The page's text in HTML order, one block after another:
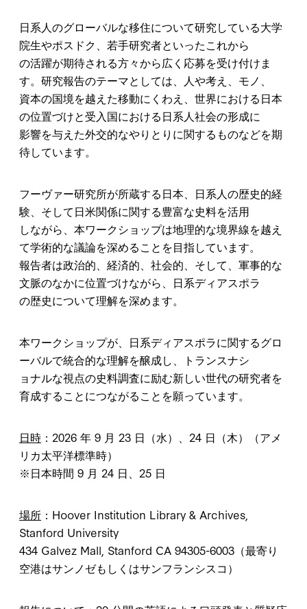
日系人のグローバルな移住について研究している大学
院生やポスドク、若手研究者といったこれから
の活躍が期待される方々から広く応募を受け付けま
す。研究報告のテーマとしては、人や考え、モノ、
資本の国境を越えた移動にくわえ、世界における日本
の位置づけと受入国における日系人社会の形成に
影響を与えた外交的なやりとりに関するものなどを期
待しています。
フーヴァー研究所が所蔵する日本、日系人の歴史的経
験、そして日米関係に関する豊富な史料を活用
しながら、本ワークショップは地理的な境界線を越え
て学術的な議論を深めることを目指しています。
報告者は政治的、経済的、社会的、そして、軍事的な
文脈のなかに位置づけながら、日系ディアスポラ
の歴史について理解を深めます。
本ワークショップが、日系ディアスポラに関するグロ
ーバルで統合的な理解を醸成し、トランスナシ
ョナルな視点の史料調査に励む新しい世代の研究者を
育成することにつながることを願っています。
日時 ：2026 年 9 月 23 日（水）、24 日（木）（アメ
リカ太平洋標準時）
※日本時間 9 月 24 日、25 日
場所 ：Hoover Institution Library & Archives,
Stanford University
434 Galvez Mall, Stanford CA 94305-6003（最寄り
空港はサンノゼもしくはサンフランシスコ）